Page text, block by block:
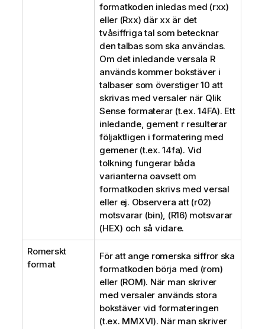
formatkoden inledas med (rxx)
eller (Rxx) där xx är det
tvåsiffriga tal som betecknar
den talbas som ska användas.
Om det inledande versala R
används kommer bokstäver i
talbaser som överstiger 10 att
skrivas med versaler när Qlik
Senseformaterar (t.ex. 14FA). Ett
inledande, gement r resulterar
följaktligen i formatering med
gemener (t.ex.14fa). Vid
tolkning fungerar båda
varianterna oavsett om
formatkoden skrivs med versal
eller ej. Observera att (r02)
motsvarar (bin), (R16) motsvarar
(HEX) och så vidare.
Romerskt
format
För att ange romerska siffror ska
formatkoden börja med (rom)
eller (ROM). När man skriver
med versaler används stora
bokstäver vid formateringen
(t.ex. MMXVI). När man skriver